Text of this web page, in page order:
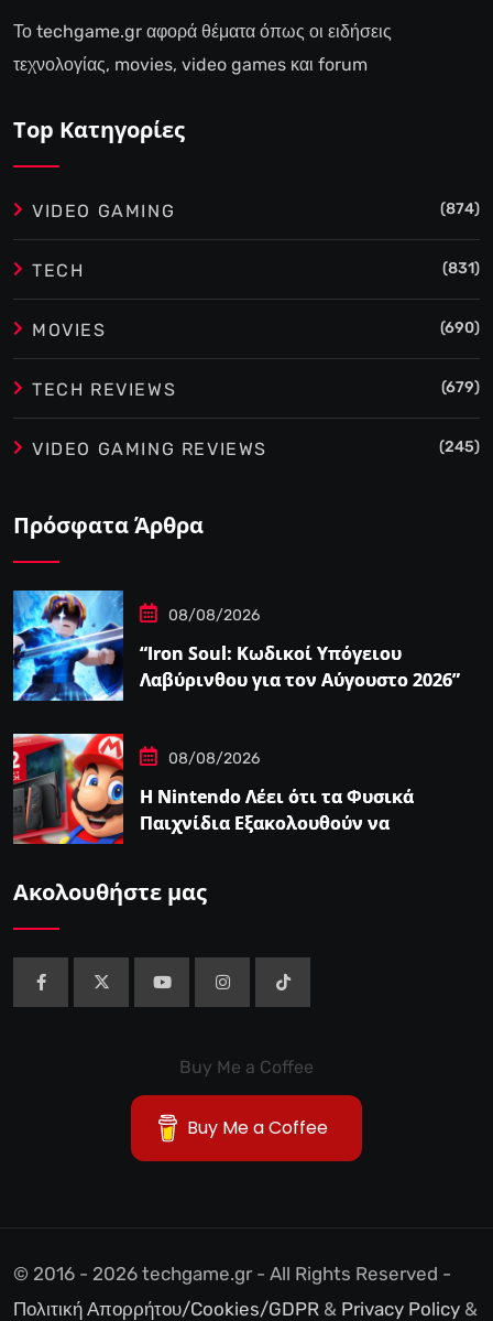
Το techgame.gr αφορά θέματα όπως οι ειδήσεις
τεχνολογίας, movies, video games και forum
Top Κατηγορίες
VIDEO GAMING (874)
TECH (831)
MOVIES (690)
TECH REVIEWS (679)
VIDEO GAMING REVIEWS (245)
Πρόσφατα Άρθρα
08/08/2026
“Iron Soul: Κωδικοί Υπόγειου
Λαβύρινθου για τον Αύγουστο 2026”
08/08/2026
Η Nintendo Λέει ότι τα Φυσικά
Παιχνίδια Εξακολουθούν να
Ακολουθήστε μας
Buy Me a Coffee
Buy Me a Coffee
© 2016 - 2026 techgame.gr - All Rights Reserved -
Πολιτική Απορρήτου/Cookies/GDPR & Privacy Policy &